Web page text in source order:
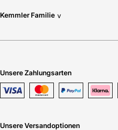
Kemmler Familie v
Unsere Zahlungsarten
Unsere Versandoptionen